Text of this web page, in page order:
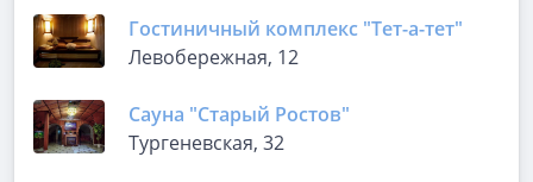
Гостиничный комплекс "Тет-а-тет"
Левобережная, 12
Сауна "Старый Ростов"
Тургеневская, 32